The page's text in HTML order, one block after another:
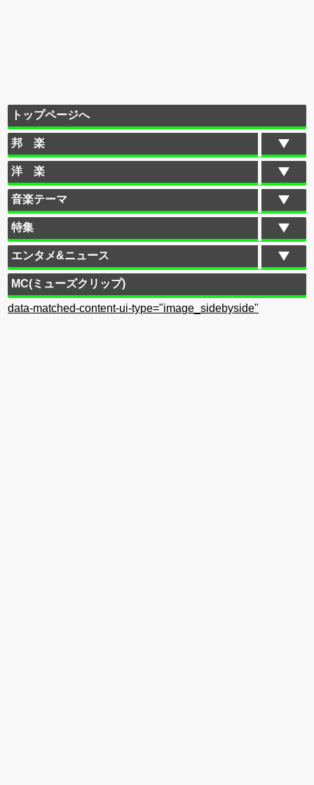
トップページへ
邦 楽
洋 楽
音楽テーマ
特集
エンタメ&ニュース
MC(ミューズクリップ)
data-matched-content-ui-type="image_sidebyside"